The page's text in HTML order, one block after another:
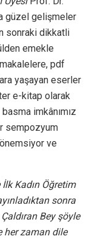
güzel gelişmeler
sonraki dikkatli
emekle
pdf
yaşayan eserler
e-kitap olarak
imkânımız
sempozyum
önemsiyor ve
Kadın Öğretim
sonra
Bey şöyle
her zaman dile